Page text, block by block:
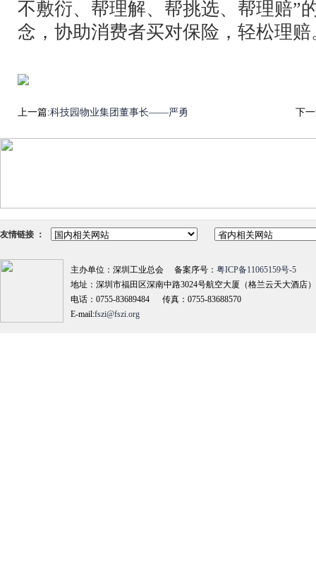
不敷衍、帮理解、帮挑选、帮理赔”
念，协助消费者买对保险，轻松理赔
上一篇:科技园物业集团董事长——严勇 下
友情链接 ：
主办单位：深圳工业总会 备案序号： 粤ICP备11065159号-5
地址：深圳市福田区深南中路3024号航空大厦（格兰云天大酒店
电话：0755-83689484 传真：0755-83688570
E-mail:fszi@fszi.org